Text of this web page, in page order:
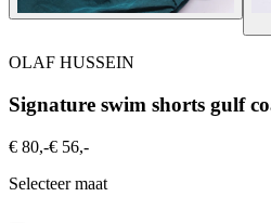
OLAF HUSSEIN
Signature swim shorts gulf
€ 80,-€ 56,-
Selecteer maat